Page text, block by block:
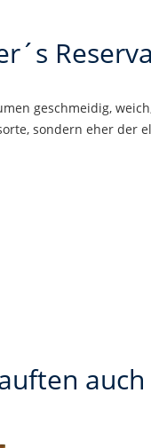
Reserva
geschmeidig,
sondern eher der
auch